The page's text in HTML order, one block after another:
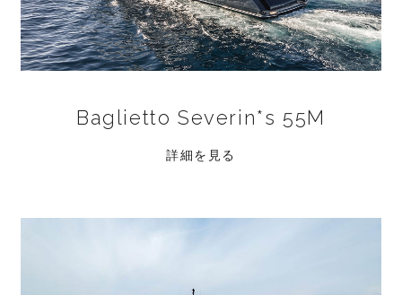
Baglietto Severin*s 55M
詳細を見る